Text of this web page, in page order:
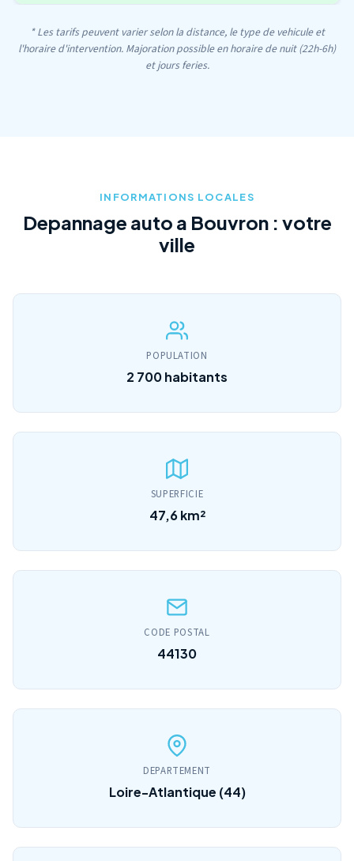
* Les tarifs peuvent varier selon la distance, le type de vehicule et
l'horaire d'intervention. Majoration possible en horaire de nuit (22h-6h)
et jours feries.
INFORMATIONS LOCALES
Depannage auto a Bouvron : votre
ville
POPULATION
2 700 habitants
SUPERFICIE
47,6 km²
CODE POSTAL
44130
DEPARTEMENT
Loire-Atlantique (44)